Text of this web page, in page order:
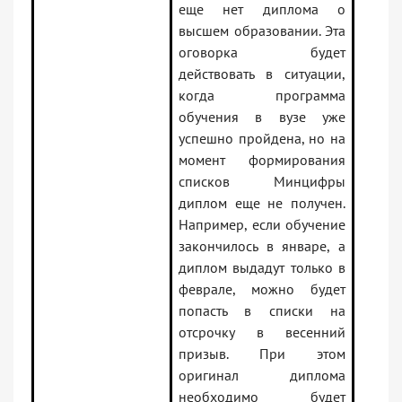
еще нет диплома о
высшем образовании. Эта
оговорка будет
действовать в ситуации,
когда программа
обучения в вузе уже
успешно пройдена, но на
момент формирования
списков Минцифры
диплом еще не получен.
Например, если обучение
закончилось в январе, а
диплом выдадут только в
феврале, можно будет
попасть в списки на
отсрочку в весенний
призыв. При этом
оригинал диплома
необходимо будет